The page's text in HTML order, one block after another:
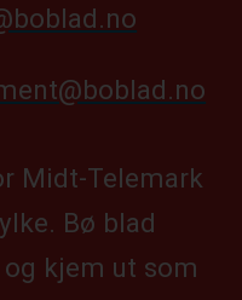
Midt-Telemark
Bø blad
kjem ut som